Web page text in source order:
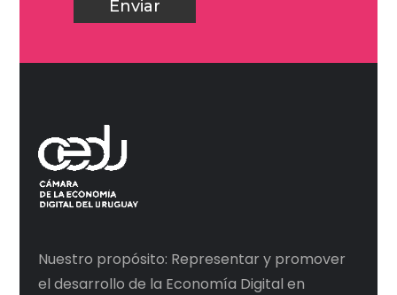
Nuestro propósito: Representar y promover
el desarrollo de la Economía Digital en